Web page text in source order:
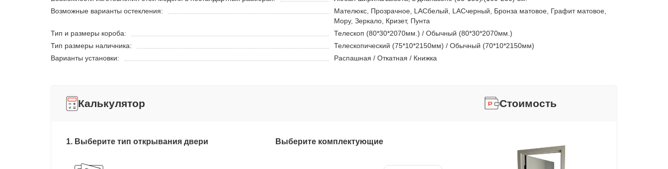
Возможные варианты остекления:
Мателюкс, Прозрачное, LACбелый, LACчерный, Бронза матовое, Графит матовое,
Мору, Зеркало, Кризет, Пунта
Тип и размеры короба:
Телескоп (80*30*2070мм.) / Обычный (80*30*2070мм.)
Тип размеры наличника:
Телескопический (75*10*2150мм) / Обычный (70*10*2150мм)
Варианты установки:
Распашная / Откатная / Книжка
Калькулятор
1. Выберите тип открывания двери Выберите комплектующие
Стоимость